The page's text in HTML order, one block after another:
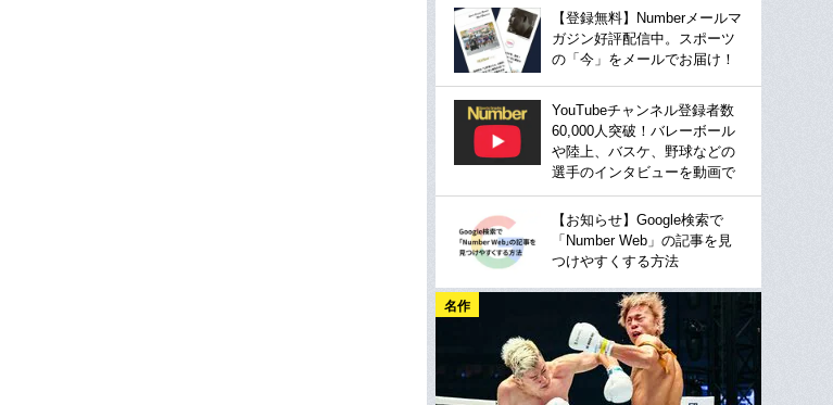
【登録無料】Numberメールマ
ガジン好評配信中。スポーツ
の「今」をメールでお届け！
YouTubeチャンネル登録者数
60,000人突破！バレーボール
や陸上、バスケ、野球などの
選手のインタビューを動画で
【お知らせ】Google検索で
「Number Web」の記事を見
つけやすくする方法
名作